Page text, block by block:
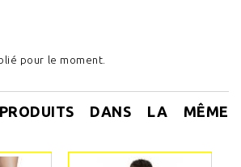
pour le moment.
DANS LA MÊME